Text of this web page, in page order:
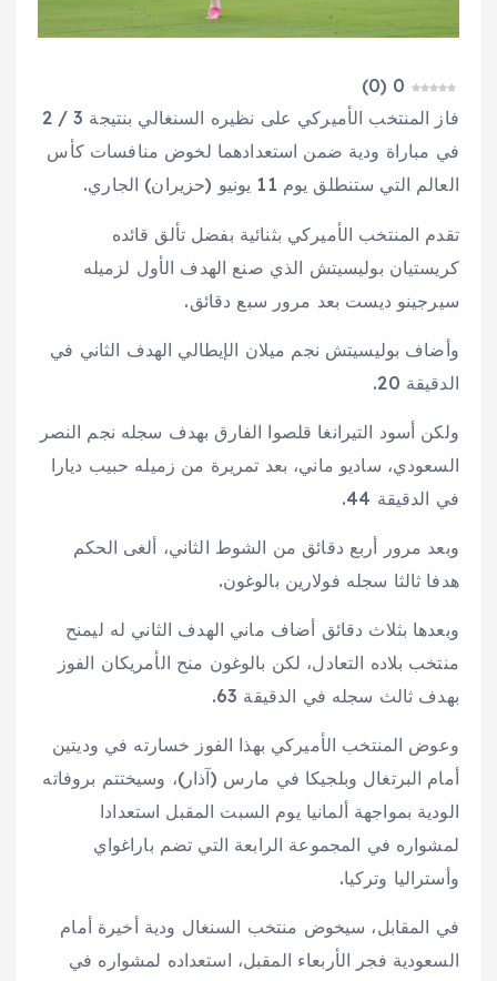
0
(
0
)
فاز المنتخب الأميركي على نظيره السنغالي بنتيجة 3 / 2
في مباراة ودية ضمن استعدادهما لخوض منافسات كأس
العالم التي ستنطلق يوم 11 يونيو (حزيران) الجاري.
تقدم المنتخب الأميركي بثنائية بفضل تألق قائده
كريستيان بوليسيتش الذي صنع الهدف الأول لزميله
سيرجينو ديست بعد مرور سبع دقائق.
وأضاف بوليسيتش نجم ميلان الإيطالي الهدف الثاني في
الدقيقة 20.
ولكن أسود التيرانغا قلصوا الفارق بهدف سجله نجم النصر
السعودي، ساديو ماني، بعد تمريرة من زميله حبيب ديارا
في الدقيقة 44.
وبعد مرور أربع دقائق من الشوط الثاني، ألغى الحكم
هدفا ثالثا سجله فولارين بالوغون.
وبعدها بثلاث دقائق أضاف ماني الهدف الثاني له ليمنح
منتخب بلاده التعادل، لكن بالوغون منح الأمريكان الفوز
بهدف ثالث سجله في الدقيقة 63.
وعوض المنتخب الأميركي بهذا الفوز خسارته في وديتين
أمام البرتغال وبلجيكا في مارس (آذار)، وسيختتم بروفاته
الودية بمواجهة ألمانيا يوم السبت المقبل استعدادا
لمشواره في المجموعة الرابعة التي تضم باراغواي
وأستراليا وتركيا.
في المقابل، سيخوض منتخب السنغال ودية أخيرة أمام
السعودية فجر الأربعاء المقبل، استعداده لمشواره في